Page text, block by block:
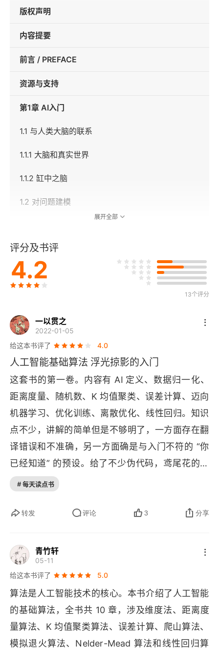
版权声明
内容提要
前言 / PREFACE
资源与支持
第1章 AI入门
1.1 与人类大脑的联系
1.1.1 大脑和真实世界
1.1.2 缸中之脑
1.2 对问题建模
1.2.2 回归分析
1.2.3 聚类问题
1.3 对输入/输出建模
1.3.1 一个简单的例子
1.3.2 燃油效率
1.3.3 向算法传入图像
1.3.4 金融算法
1.4.1 评估成果
1.4.2 批量学习和在线学习
1.4.3 监督学习和非监督学习
1.5 本章小结
第2章 数据归一化
2.1 计量尺度
2.1.1 定性观测值
展开全部
评分及书评
4.2
13个评分
一以贯之
2022-01-05
给这本书评了
4.0
人工智能基础算法 浮光掠影的入门
这套书的第一卷。内容有 AI 定义、数据归一化、
距离度量、随机数、 K 均值聚类、误差计算、迈向
机器学习、优化训练、离散优化、线性回归。知识
点不少，讲解的简单但是不够明了，一方面存在翻
译错误和不准确，另一方面确是与入门不符的 “你
已经知道” 的预设。给了不少伪代码，鸢尾花的例
子真心不太喜欢。再有就是，基本上代码例子都是
以，别死磕浪费时间（我就有点耗时间了）。《啊
# 每天读点书
转发 评论 3 分享
青竹轩
05-11
给这本书评了
5.0
算法是人工智能技术的核心。本书介绍了人工智能
的基础算法，全书共 10 章，涉及维度法、距离度
量算法、 K 均值聚类算法、误差计算、爬山算法、
模拟退火算法、 Nelder-Mead 算法和线性回归算